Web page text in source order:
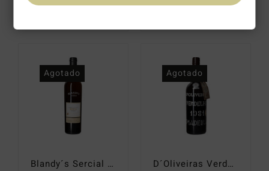
Agotado
Blandy´s Sercial Colheita 2002 0,50 cl.
Agotado
D´Oliveiras Verdelho Colheita 1981